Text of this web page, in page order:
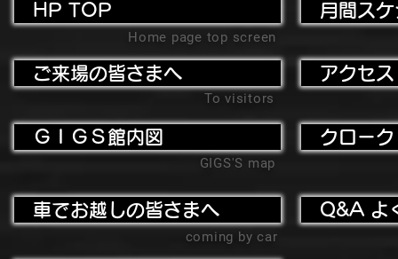
HP TOP
Home page top screen
ご来場の皆さまへ
To visitors
ＧＩＧＳ館内図
GIGS'S map
車でお越しの皆さまへ
coming by car
月間ス
アクセ
クローク
Q&A よ